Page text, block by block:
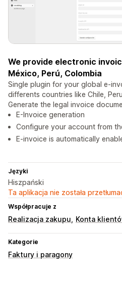
We provide electronic
México, Perú, Colombia
Single plugin for your global e-
differents countries like Chile,
Generate the legal invoice
E-Invoice generation
Configure your account from
E-invoice is automatically
Języki
Hiszpański
Ta aplikacja nie została
Współpracuje z
Realizacja zakupu Konta
Kategorie
Faktury i paragony